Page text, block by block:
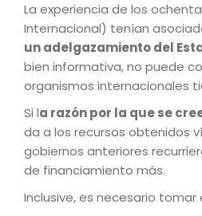
La experiencia de los
Internacional) tenían
un adelgazamiento del
bien informativa, no puede
organismos internacionales
Si la razón por la que se
da a los recursos obtenidos
gobiernos anteriores
de financiamiento más.
Inclusive, es necesario